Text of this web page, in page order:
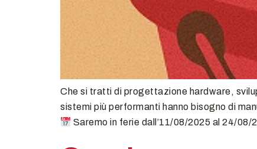
Che si tratti di progettazione hardware,
sistemi più performanti hanno bisogno di
Saremo in ferie dall’11/08/2025 al 24/